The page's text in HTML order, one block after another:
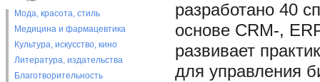
Мода, красота, стиль
Медицина и фармацевтика
Культура, искусство, кино
Литература, издательства
Благотворительность
разработано 40
основе CRM-,
развивает
для управления